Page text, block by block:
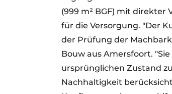
(999 m² BGF) mit direkter
für die Versorgung. "Der
der Prüfung der
Bouw aus Amersfoort.
ursprünglichen Zustand
Nachhaltigkeit